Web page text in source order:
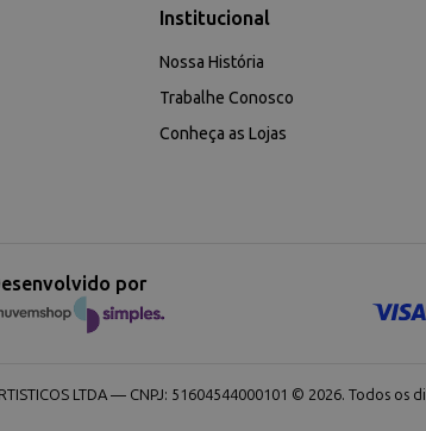
Institucional
Nossa História
Trabalhe Conosco
Conheça as Lojas
por
LTDA — CNPJ: 51604544000101 © 2026. Todos os